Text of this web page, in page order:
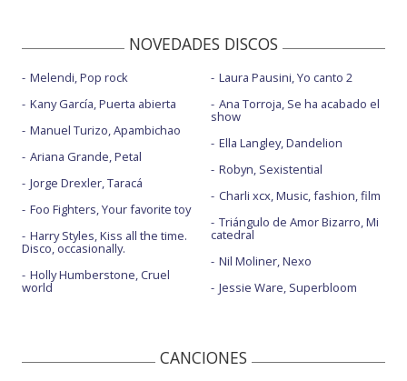
NOVEDADES DISCOS
Melendi, Pop rock
Kany García, Puerta abierta
Manuel Turizo, Apambichao
Ariana Grande, Petal
Jorge Drexler, Taracá
Foo Fighters, Your favorite toy
Harry Styles, Kiss all the time.
Disco, occasionally.
Holly Humberstone, Cruel
world
Laura Pausini, Yo canto 2
Ana Torroja, Se ha acabado el
show
Ella Langley, Dandelion
Robyn, Sexistential
Charli xcx, Music, fashion, film
Triángulo de Amor Bizarro, Mi
catedral
Nil Moliner, Nexo
Jessie Ware, Superbloom
CANCIONES